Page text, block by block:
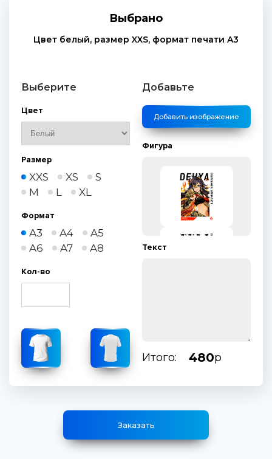
Выбрано
Цвет белый, размер XXS, формат печати A3
Выберите
Цвет
Размер
XXS XS
S
M
L XL
Формат
A3 A4
A5
A6
A7 A8
Кол-во
Добавьте
Добавить изображение
Фигура
Текст
Итого: 480р